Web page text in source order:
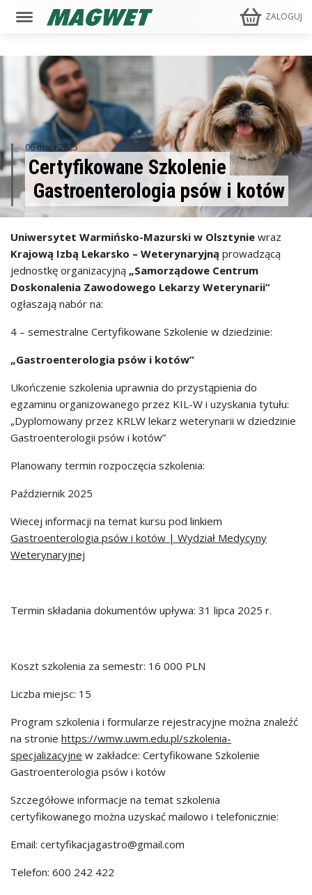
ZALOGUJ
06 maja 2025
Certyfikowane Szkolenie
Gastroenterologia psów i kotów
Uniwersytet Warmińsko-Mazurski w Olsztynie wraz
Krajową Izbą Lekarsko – Weterynaryjną prowadzącą
jednostkę organizacyjną „Samorządowe Centrum
Doskonalenia Zawodowego Lekarzy Weterynarii”
ogłaszają nabór na:
4 – semestralne Certyfikowane Szkolenie w dziedzinie:
„Gastroenterologia psów i kotów”
Ukończenie szkolenia uprawnia do przystąpienia do
egzaminu organizowanego przez KIL-W i uzyskania tytułu:
„Dyplomowany przez KRLW lekarz weterynarii w dziedzinie
Gastroenterologii psów i kotów”
Planowany termin rozpoczęcia szkolenia:
Październik 2025
Wiecej informacji na temat kursu pod linkiem
Gastroenterologia psów i kotów | Wydział Medycyny
Weterynaryjnej
Termin składania dokumentów upływa: 31 lipca 2025 r.
Koszt szkolenia za semestr: 16 000 PLN
Liczba miejsc: 15
Program szkolenia i formularze rejestracyjne można znaleźć
na stronie https://wmw.uwm.edu.pl/szkolenia-
specjalizacyjne w zakładce: Certyfikowane Szkolenie
Gastroenterologia psów i kotów
Szczegółowe informacje na temat szkolenia
certyfikowanego można uzyskać mailowo i telefonicznie:
Email: certyfikacjagastro@gmail.com
Telefon: 600 242 422